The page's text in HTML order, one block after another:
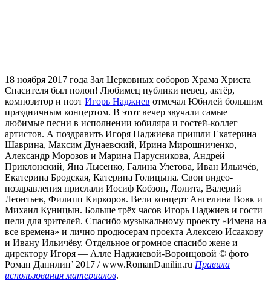
18 ноября 2017 года Зал Церковных соборов Храма Христа
Спасителя был полон! Любимец публики певец, актёр,
композитор и поэт Игорь Наджиев отмечал Юбилей большим
праздничным концертом. В этот вечер звучали самые
любимые песни в исполнении юбиляра и гостей-коллег
артистов. А поздравить Игоря Наджиева пришли Екатерина
Шаврина, Максим Дунаевский, Ирина Мирошниченко,
Александр Морозов и Марина Парусникова, Андрей
Приклонский, Яна Лысенко, Галина Улетова, Иван Ильичёв,
Екатерина Бродская, Катерина Голицына. Свои видео-
поздравления прислали Иосиф Кобзон, Лолита, Валерий
Леонтьев, Филипп Киркоров. Вели концерт Ангелина Вовк и
Михаил Куницын. Больше трёх часов Игорь Наджиев и гости
пели для зрителей. Спасибо музыкальному проекту «Имена на
все времена» и лично продюсерам проекта Алексею Исаакову
и Ивану Ильичёву. Отдельное огромное спасибо жене и
директору Игоря — Алле Наджиевой-Воронцовой © фото
Роман Данилин’ 2017 / www.RomanDanilin.ru Правила
использования материалов.